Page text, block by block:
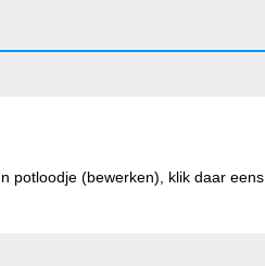
potloodje (bewerken), klik daar